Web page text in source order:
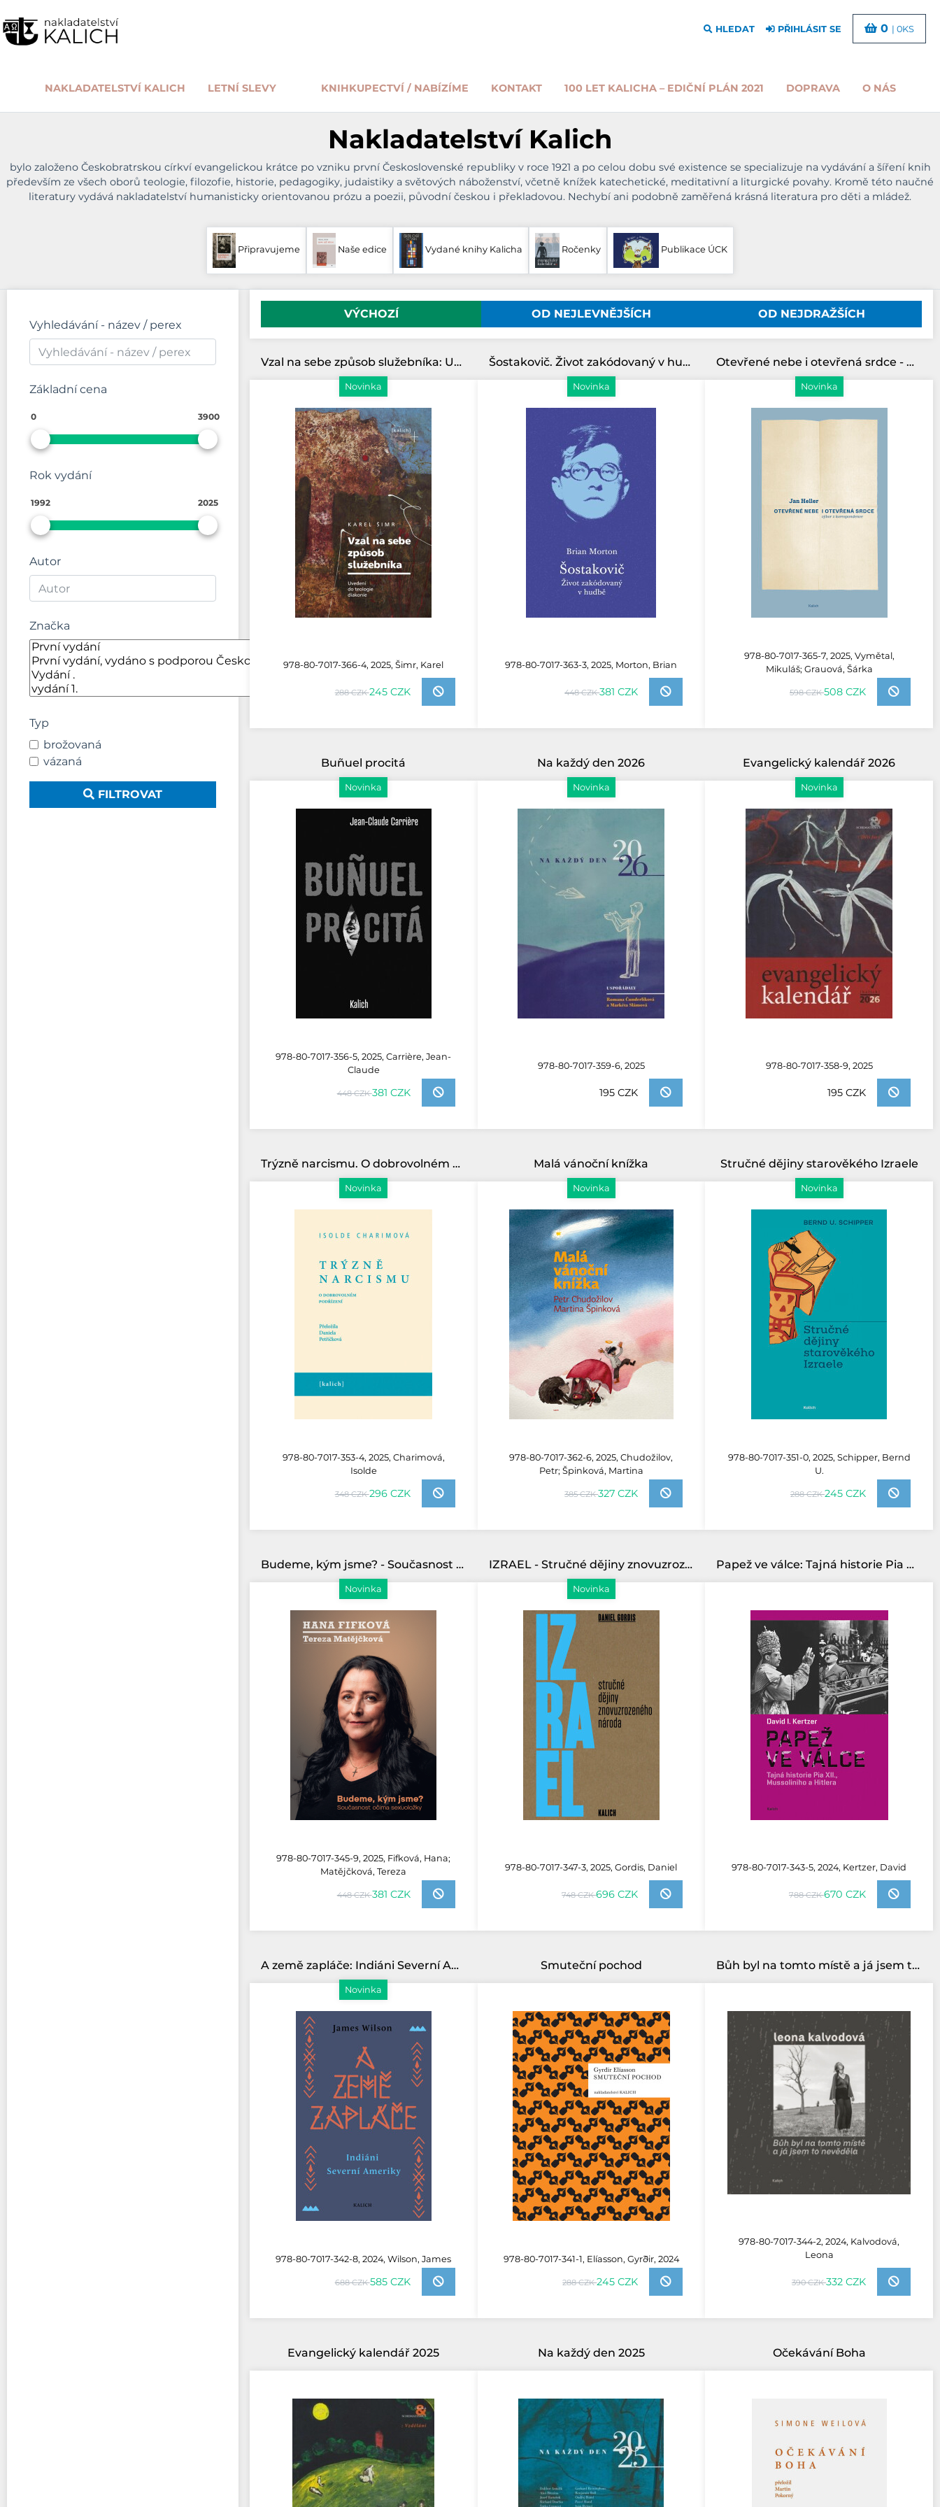
NAKLADATELSTVÍ KALICH LETNÍ SLEVY KNIHKUPECTVÍ / NABÍZÍME KONTAKT 100 LET KALICHA – EDIČNÍ PLÁN 2021 DOPRAVA O NÁS
HLEDAT PŘIHLÁSIT SE 0 | 0KS
Nakladatelství Kalich
bylo založeno Českobratrskou církví evangelickou krátce po vzniku první Československé republiky v roce 1921 a po celou dobu své existence se specializuje na vydávání a šíření knih
především ze všech oborů teologie, filozofie, historie, pedagogiky, judaistiky a světových náboženství, včetně knížek katechetické, meditativní a liturgické povahy. Kromě této naučné
literatury vydává nakladatelství humanisticky orientovanou prózu a poezii, původní českou i překladovou. Nechybí ani podobně zaměřená krásná literatura pro děti a mládež.
Připravujeme Naše edice Vydané knihy Kalicha Ročenky Publikace ÚCK
Vyhledávání - název / perex
Základní cena
0 3900
Rok vydání
1992 2025
Autor
Značka
Typ
brožovaná
vázaná
FILTROVAT
VÝCHOZÍ OD NEJLEVNĚJŠÍCH OD NEJDRAŽŠÍCH
Novinka
Vzal na sebe způsob služebníka: Uvedení do teologie diakonie
978-80-7017-366-4, 2025, Šimr, Karel
288 CZK245 CZK
Novinka
Šostakovič. Život zakódovaný v hudbě
978-80-7017-363-3, 2025, Morton, Brian
448 CZK381 CZK
Novinka
Otevřené nebe i otevřená srdce - Výbor z korespondence
978-80-7017-365-7, 2025, Vymětal,
Mikuláš; Grauová, Šárka
598 CZK508 CZK
Novinka
Buñuel procitá
978-80-7017-356-5, 2025, Carrière, Jean-
Claude
448 CZK381 CZK
Novinka
Na každý den 2026
978-80-7017-359-6, 2025
195 CZK
Novinka
Evangelický kalendář 2026
978-80-7017-358-9, 2025
195 CZK
Novinka
Trýzně narcismu. O dobrovolném podřízení
978-80-7017-353-4, 2025, Charimová,
Isolde
348 CZK296 CZK
Novinka
Malá vánoční knížka
978-80-7017-362-6, 2025, Chudožilov,
Petr; Špinková, Martina
385 CZK327 CZK
Novinka
Stručné dějiny starověkého Izraele
978-80-7017-351-0, 2025, Schipper, Bernd
U.
288 CZK245 CZK
Novinka
Budeme, kým jsme? - Současnost očima sexuoložky
978-80-7017-345-9, 2025, Fifková, Hana;
Matějčková, Tereza
448 CZK381 CZK
Novinka
IZRAEL - Stručné dějiny znovuzrozeného národa
978-80-7017-347-3, 2025, Gordis, Daniel
748 CZK696 CZK
Papež ve válce: Tajná historie Pia XII., Mussoliniho a Hitlera
978-80-7017-343-5, 2024, Kertzer, David
788 CZK670 CZK
Novinka
A země zapláče: Indiáni Severní Ameriky
978-80-7017-342-8, 2024, Wilson, James
688 CZK585 CZK
Smuteční pochod
978-80-7017-341-1, Elíasson, Gyrðir, 2024
288 CZK245 CZK
Bůh byl na tomto místě a já jsem to nevěděla
978-80-7017-344-2, 2024, Kalvodová,
Leona
390 CZK332 CZK
Evangelický kalendář 2025 Na každý den 2025 Očekávání Boha